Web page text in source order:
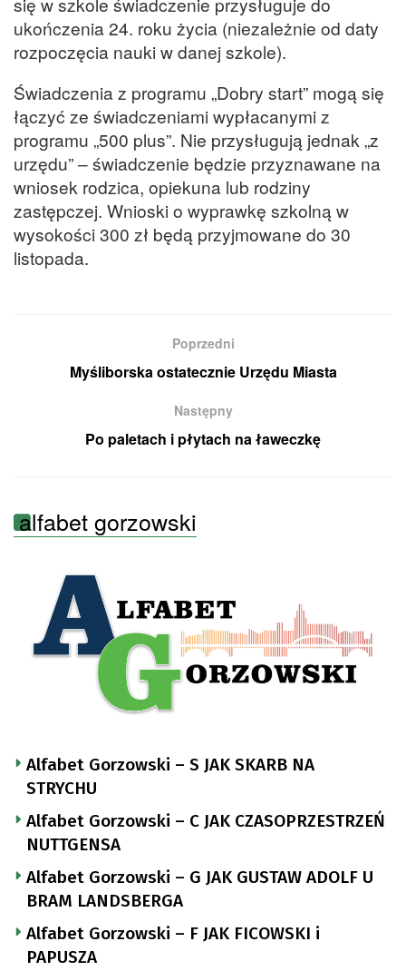
ukończenia 24. roku życia (niezależnie od daty
rozpoczęcia nauki w danej szkole).
Świadczenia z programu „Dobry start” mogą się
łączyć ze świadczeniami wypłacanymi z
programu „500 plus”. Nie przysługują jednak „z
urzędu” – świadczenie będzie przyznawane na
wniosek rodzica, opiekuna lub rodziny
zastępczej. Wnioskio wyprawkę szkolną w
wysokości 300 zł będą przyjmowane do 30
listopada.
Poprzedni
Myśliborska ostatecznie Urzędu Miasta
Następny
Po paletach i płytach na ławeczkę
alfabet gorzowski
Alfabet Gorzowski – S JAK SKARB NA
STRYCHU
Alfabet Gorzowski – C JAK CZASOPRZESTRZEŃ
NUTTGENSA
Alfabet Gorzowski – G JAK GUSTAW ADOLF U
BRAM LANDSBERGA
Alfabet Gorzowski – F JAK FICOWSKI i
PAPUSZA